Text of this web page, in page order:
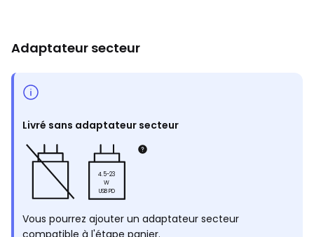
Adaptateur secteur
Livré sans adaptateur secteur
4.5-23
W
USB PD
Vous pourrez ajouter un adaptateur secteur
compatible à l'étape panier.